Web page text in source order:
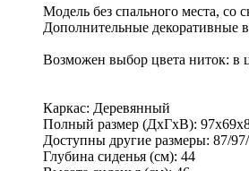
Модель без спального места,
Дополнительные декоративные
Возможен выбор цвета ниток: в
Каркас: Деревянный
Полный размер (ДхГхВ):
Доступны другие размеры: 87/
Глубина сиденья (см): 44